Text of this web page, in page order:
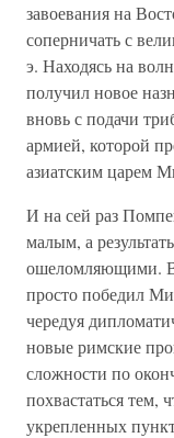
завоевания на
соперничать с
э. Находясь на
получил новое
вновь с подачи
армией, которой
азиатским царем
И на сей раз
малым, а
ошеломляющими. В
просто победил
чередуя
новые римские
сложности по
похвастаться тем,
укрепленных